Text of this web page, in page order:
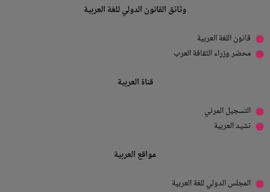
وثائق القانون الدولي للغة العربية
قانون اللغة العربية
محضر وزراء الثقافة العرب
قناة العربية
التسجيل المرئي
نشيد العربية
مواقع العربية
المجلس الدولي للغة العربية